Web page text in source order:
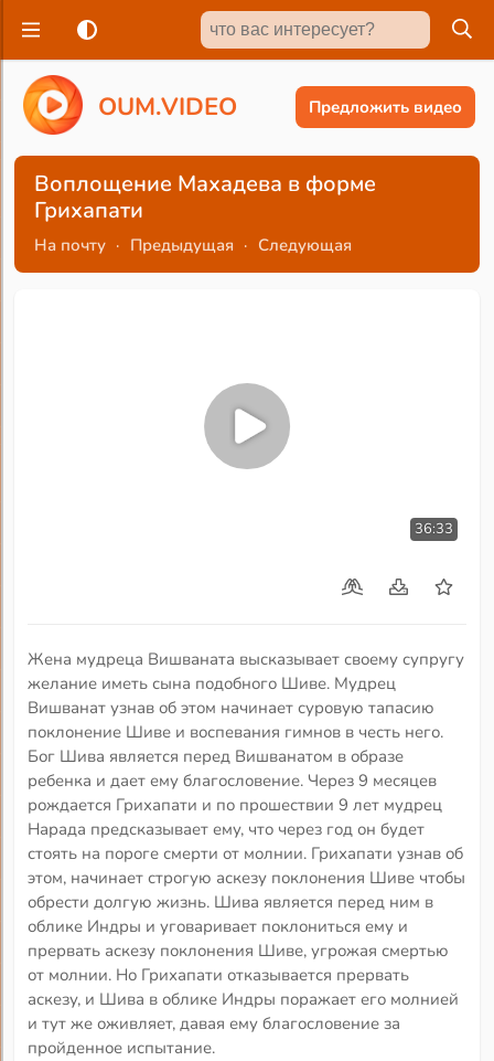
OUM.VIDEO Предложить видео
Воплощение Махадева в форме
Грихапати
На почту · Предыдущая · Следующая
36:33
Жена мудреца Вишваната высказывает своему супругу
желание иметь сына подобного Шиве. Мудрец
Вишванат узнав об этом начинает суровую тапасию
поклонение Шиве и воспевания гимнов в честь него.
Бог Шива является перед Вишванатом в образе
ребенка и дает ему благословение. Через 9 месяцев
рождается Грихапати и по прошествии 9 лет мудрец
Нарада предсказывает ему, что через год он будет
стоять на пороге смерти от молнии. Грихапати узнав об
этом, начинает строгую аскезу поклонения Шиве чтобы
обрести долгую жизнь. Шива является перед ним в
облике Индры и уговаривает поклониться ему и
прервать аскезу поклонения Шиве, угрожая смертью
от молнии. Но Грихапати отказывается прервать
аскезу, и Шива в облике Индры поражает его молнией
и тут же оживляет, давая ему благословение за
пройденное испытание.